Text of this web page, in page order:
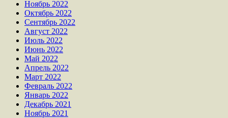
Ноябрь 2022
Октябрь 2022
Сентябрь 2022
Август 2022
Июль 2022
Июнь 2022
Май 2022
Апрель 2022
Март 2022
Февраль 2022
Январь 2022
Декабрь 2021
Ноябрь 2021